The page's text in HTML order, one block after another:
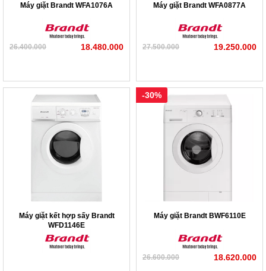
Máy giặt Brandt WFA1076A
26.400.000 18.480.000
Máy giặt Brandt WFA0877A
27.500.000 19.250.000
Máy giặt kết hợp sấy Brandt
WFD1146E
Máy giặt Brandt BWF6110E
26.600.000
-30%
18.620.000